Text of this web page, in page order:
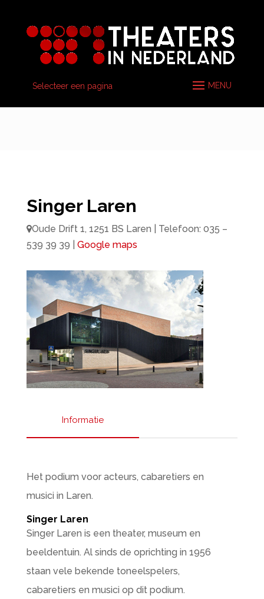
Selecteer een pagina
Singer Laren
Oude Drift 1, 1251 BS Laren | Telefoon: 035 –
539 39 39
Google maps
Informatie
Het podium voor acteurs, cabaretiers en
musici in Laren.
Singer Laren
Singer Laren is een theater, museum en
beeldentuin. Al sinds de oprichting in 1956
staan vele bekende toneelspelers,
cabaretiers en musici op dit podium.